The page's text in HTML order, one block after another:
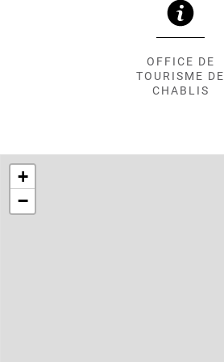
OFFICE DE
TOURISME DE
CHABLIS
+
−